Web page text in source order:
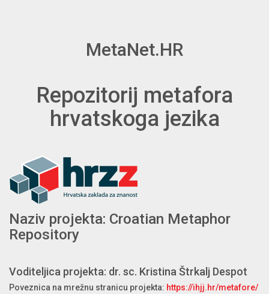
MetaNet.HR
Repozitorij metafora
hrvatskoga jezika
Naziv projekta: Croatian Metaphor
Repository
Voditeljica projekta: dr. sc. Kristina Štrkalj Despot
Poveznica na mrežnu stranicu projekta: https://ihjj.hr/metafore/